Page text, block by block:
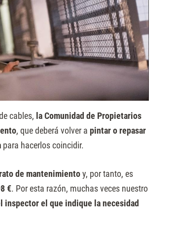
cables, la Comunidad de Propietarios
, que deberá volver a pintar o repasar
para hacerlos coincidir.
de mantenimientoy, por tanto, es
€. Por esta razón, muchas veces nuestro
inspector el que indique la necesidad